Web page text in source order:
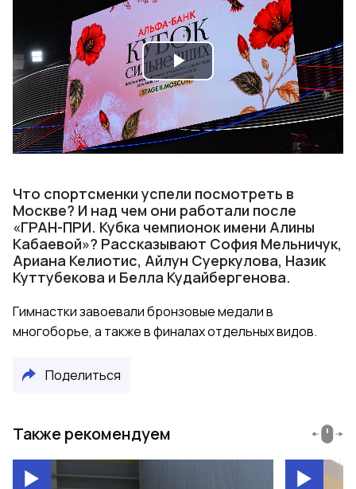
Play
Video
Что спортсменки успели посмотреть в
Москве? И над чем они работали после
«ГРАН-ПРИ. Кубка чемпионок имени Алины
Кабаевой»? Рассказывают София Мельничук,
Ариана Келиотис, Айлун Суеркулова, Назик
Куттубекова и Белла Кудайбергенова.
Гимнастки завоевали бронзовые медали в
многоборье, а также в финалах отдельных видов.
Поделиться
Также рекомендуем